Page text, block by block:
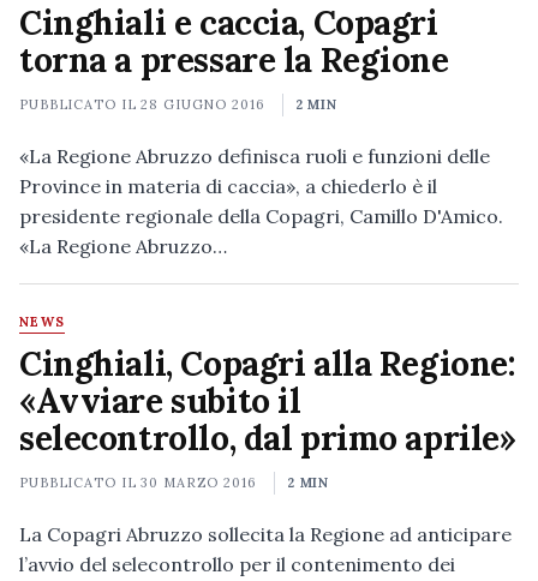
Cinghiali e caccia, Copagri
torna a pressare la Regione
PUBBLICATO IL28 GIUGNO 2016 2 MIN
«La Regione Abruzzo definisca ruoli e funzioni delle
Province in materia di caccia», a chiederlo è il
presidente regionale della Copagri, Camillo D'Amico.
«La Regione Abruzzo…
NEWS
Cinghiali, Copagri alla Regione:
«Avviare subito il
selecontrollo, dal primo aprile»
PUBBLICATO IL30 MARZO 2016 2 MIN
La Copagri Abruzzo sollecita la Regione ad anticipare
l’avvio del selecontrollo per il contenimento dei